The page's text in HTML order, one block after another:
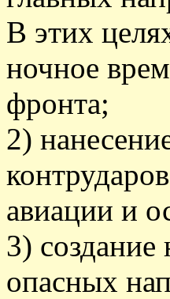
В этих
ночное
фронта;
2)
авиации и
3)
опасных